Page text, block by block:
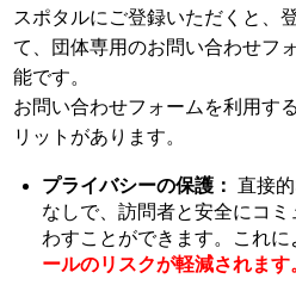
スポタルにご登録いただくと、
て、団体専用のお問い合わせフ
能です。
お問い合わせフォームを利用す
リットがあります。
プライバシーの保護： 直接
なしで、訪問者と安全にコ
わすことができます。これに
ールのリスクが軽減されます